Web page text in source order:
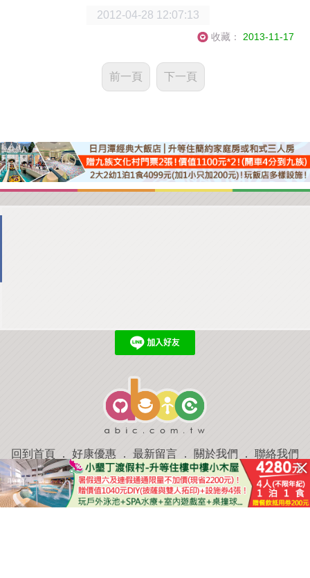
2012-04-28 12:07:13
收藏： 2013-11-17
前一頁 下一頁
回到首頁 ． 好康優惠 ． 最新留言 ． 關於我們 ． 聯絡我們
部落格微件．商家合作．討論區．推薦景點． APP下載
羿磊資訊 服務條款&隱私權政策